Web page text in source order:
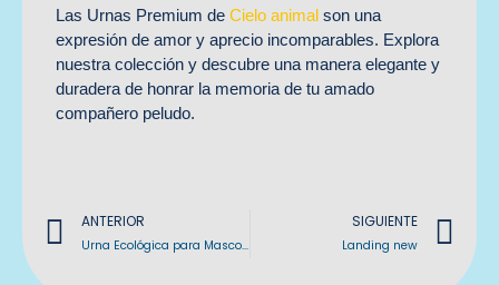
Las Urnas Premium de Cielo animal son una
expresión de amor y aprecio incomparables. Explora
nuestra colección y descubre una manera elegante y
duradera de honrar la memoria de tu amado
compañero peludo.
Previo
ANTERIOR
Urna Ecológica para Mascotas
SIGUIENTE
Landing new